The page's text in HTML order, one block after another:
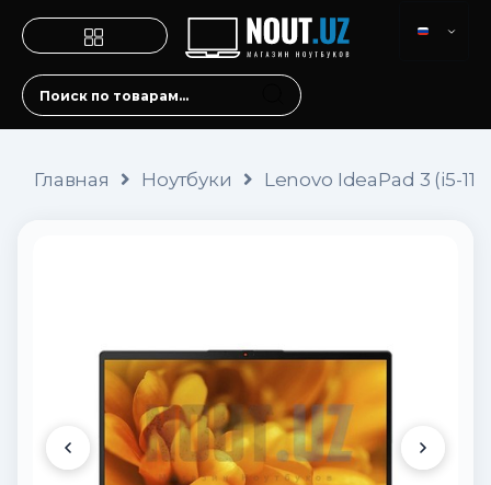
Главная Ноутбуки Lenovo IdeaPad 3 (i5-